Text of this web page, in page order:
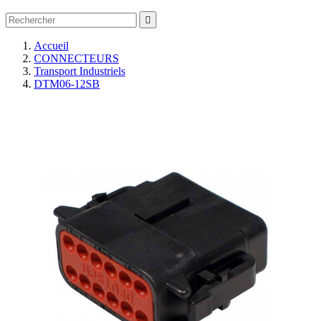

Accueil
CONNECTEURS
Transport Industriels
DTM06-12SB